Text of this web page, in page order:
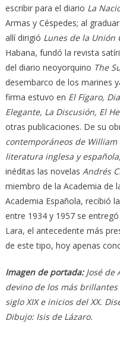
escribir para el diario La
Armas y Céspedes; al
allí dirigió Lunes de la Unión
Habana, fundó la revista
del diario neoyorquino The
desembarco de los marines
firma estuvo en El Fígaro,
Elegante, La Discusión, El
otras publicaciones. De su
contemporáneos de William
literatura inglesa y española,
inéditas las novelas Andrés
miembro de la Academia de
Academia Española, recibió
entre 1934 y 1957 se
Lara, el antecedente más
de este tipo, hoy apenas
Imagen de portada:José de
devino de los más
siglo XIX e inicios del XX.
Dibujo: Isis de Lázaro.